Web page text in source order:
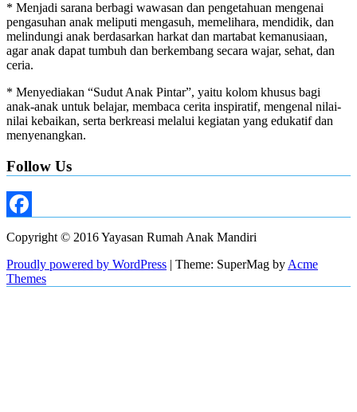
* Menjadi sarana berbagi wawasan dan pengetahuan mengenai
pengasuhan anak meliputi mengasuh, memelihara, mendidik, dan
melindungi anak berdasarkan harkat dan martabat kemanusiaan,
agar anak dapat tumbuh dan berkembang secara wajar, sehat, dan
ceria.
* Menyediakan “Sudut Anak Pintar”, yaitu kolom khusus bagi
anak-anak untuk belajar, membaca cerita inspiratif, mengenal nilai-
nilai kebaikan, serta berkreasi melalui kegiatan yang edukatif dan
menyenangkan.
Follow Us
Copyright © 2016 Yayasan Rumah Anak Mandiri
Proudly powered by WordPress | Theme: SuperMag by Acme
Themes